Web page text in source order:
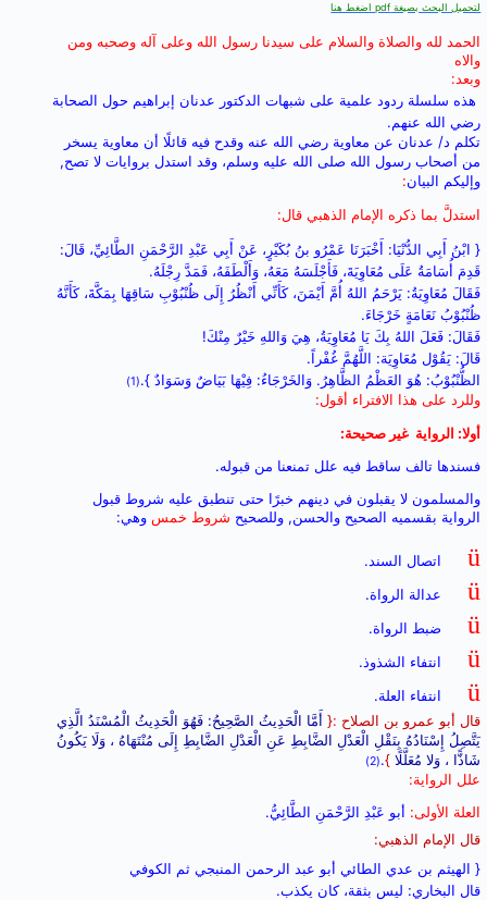
لتحميل البحث بصيغة pdf اضغط هنا
الحمد لله والصلاة والسلام على سيدنا رسول الله وعلى آله وصحبه ومن
والاه
وبعد:
هذه سلسلة ردود علمية على شبهات الدكتور عدنان إبراهيم حول الصحابة
رضي الله عنهم.
تكلم د/ عدنان عن معاوية رضي الله عنه وقدح فيه قائلًا أن معاوية يسخر
من أصحاب رسول الله صلى الله عليه وسلم، وقد استدل بروايات لا تصح,
وإليكم البيان:
استدلَّ بما ذكره الإمام الذهبي قال:
{ ابْنُ أَبِي الدُّنْيَا: أَخْبَرَنَا عَمْرُو بنُ بُكَيْرٍ، عَنْ أَبِي عَبْدِ الرَّحْمَنِ الطَّائِيِّ، قَالَ:
قَدِمَ أُسَامَةُ عَلَى مُعَاوِيَةَ، فَأَجْلَسَهُ مَعَهُ، وَأَلْطَفَهُ، فَمَدَّ رِجْلَهُ.
فَقَالَ مُعَاوِيَةُ: يَرْحَمُ اللهُ أُمَّ أَيْمَنَ، كَأَنِّي أَنْظُرُ إِلَى ظُنْبُوْبِ سَاقِهَا بِمَكَّةَ، كَأَنَّهُ
ظُنْبُوْبُ نَعَامَةٍ خَرْجَاءَ.
فَقَالَ: فَعَلَ اللهُ بِكَ يَا مُعَاوِيَةُ، هِيَ وَاللهِ خَيْرٌ مِنْكَ!
قَالَ: يَقُوْل مُعَاوِيَة: اللَّهُمَّ غُفْراً.
الظُّنْبُوْبُ: هُوَ العَظْمُ الظَّاهِرُ. وَالخَرْجَاءُ: فِيْهَا بَيَاضٌ وَسَوَادٌ }.(1)
وللرد على هذا الافتراء أقول:
أولا: الرواية غير صحيحة:
فسندها تالف ساقط فيه علل تمنعنا من قبوله.
والمسلمون لا يقبلون في دينهم خبرًا حتى تنطبق عليه شروط قبول
الرواية بقسميه الصحيح والحسن, وللصحيح شروط خمس وهي:
ü اتصال السند.
ü عدالة الرواة.
ü ضبط الرواة.
ü انتفاء الشذوذ.
ü
انتفاء العلة.
قال أبو عمرو بن الصلاح :
{ أَمَّا الْحَدِيثُ الصَّحِيحُ: فَهُوَ الْحَدِيثُ الْمُسْنَدُ الَّذِي
يَتَّصِلُ إِسْنَادُهُ بِنَقْلِ الْعَدْلِ الضَّابِطِ عَنِ الْعَدْلِ الضَّابِطِ إِلَى مُنْتَهَاهُ ، وَلَا يَكُونُ
شَاذًّا ، وَلا مُعَلَّلًا }
.
(2)
علل الرواية:
العلة الأولى: أبو عَبْدِ الرَّحْمَنِ الطَّائِيُّ.
قال الإمام الذهبي:
{ الهيثم بن عدي الطائي أبو عبد الرحمن المنبجي ثم الكوفي
قال البخاري: ليس بثقة، كان يكذب.